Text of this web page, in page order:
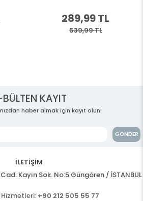
289,99 TL
539,99 TL
KAYIT
haber almak için kayıt olun!
GÖNDER
İLETİŞİM
Kayın Sok. No:5 Güngören / İSTANBUL
+90 212 505 55 77